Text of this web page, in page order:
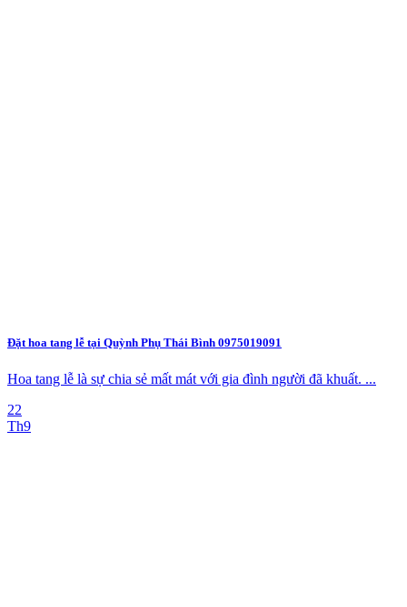
Đặt hoa tang lễ tại Quỳnh Phụ Thái Bình 0975019091
Hoa tang lễ là sự chia sẻ mất mát với gia đình người đã khuất. ...
22
Th9